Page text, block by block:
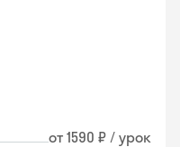
от 1590 ₽ / урок